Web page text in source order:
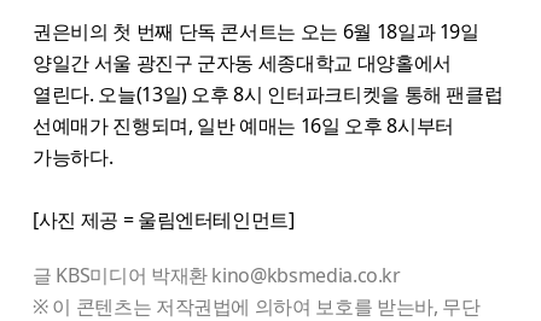
권은비의 첫 번째 단독 콘서트는 오는 6월 18일과 19일
양일간 서울 광진구 군자동 세종대학교 대양홀에서
열린다. 오늘(13일) 오후 8시 인터파크티켓을 통해 팬클럽
선예매가 진행되며, 일반 예매는 16일 오후 8시부터
가능하다.
[사진 제공 = 울림엔터테인먼트]
글 KBS미디어 박재환 kino@kbsmedia.co.kr
※ 이 콘텐츠는 저작권법에 의하여 보호를 받는바, 무단